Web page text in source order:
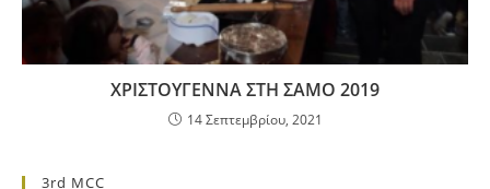
ΧΡΙΣΤΟΥΓΕΝΝΑ ΣΤΗ ΣΑΜΟ 2019
14 Σεπτεμβρίου, 2021
3rd MCC